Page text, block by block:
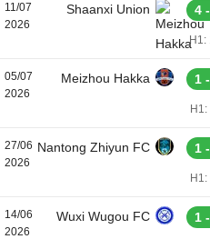
11/07
2026
Shaanxi Union 4
H1:
05/07
2026
Meizhou Hakka 1
H1:
27/06
2026
Nantong Zhiyun FC 1
H1:
14/06
2026
Wuxi Wugou FC 1